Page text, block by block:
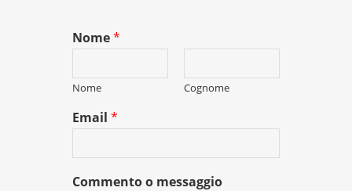
Nome*
Nome Cognome
Email*
Commento o messaggio